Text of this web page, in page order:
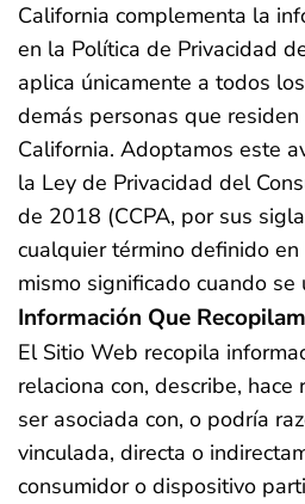
California complementa la
en la Política de Privacidad
aplica únicamente a todos
demás personas que
California. Adoptamos este
la Ley de Privacidad del
de 2018 (CCPA, por sus
cualquier término definido
mismo significado cuando se
Información Que
El Sitio Web recopila
relaciona con, describe, hace
ser asociada con, o podría
vinculada, directa o
consumidor o dispositivo